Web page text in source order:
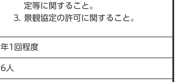
定等に関すること。
景観協定の許可に関すること。
年1回程度
6人